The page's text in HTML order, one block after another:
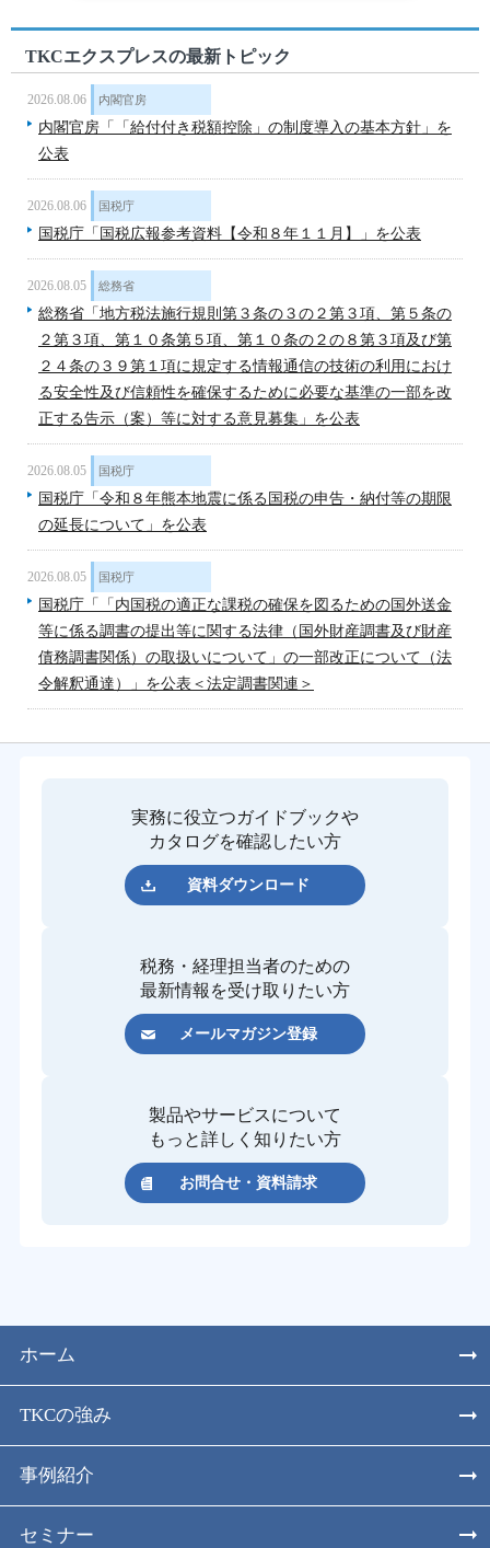
TKCエクスプレスの最新トピック
2026.08.06 内閣官房
内閣官房「「給付付き税額控除」の制度導入の基本方針」を
公表
2026.08.06 国税庁
国税庁「国税広報参考資料【令和８年１１月】」を公表
2026.08.05 総務省
総務省「地方税法施行規則第３条の３の２第３項、第５条の
２第３項、第１０条第５項、第１０条の２の８第３項及び第
２４条の３９第１項に規定する情報通信の技術の利用におけ
る安全性及び信頼性を確保するために必要な基準の一部を改
正する告示（案）等に対する意見募集」を公表
2026.08.05 国税庁
国税庁「令和８年熊本地震に係る国税の申告・納付等の期限
の延長について」を公表
2026.08.05 国税庁
国税庁「「内国税の適正な課税の確保を図るための国外送金
等に係る調書の提出等に関する法律（国外財産調書及び財産
債務調書関係）の取扱いについて」の一部改正について（法
令解釈通達）」を公表＜法定調書関連＞
実務に役立つガイドブックや
カタログを確認したい方
資料ダウンロード
税務・経理担当者のための
最新情報を受け取りたい方
メールマガジン登録
製品やサービスについて
もっと詳しく知りたい方
お問合せ・資料請求
ホーム
TKCの強み
事例紹介
セミナー